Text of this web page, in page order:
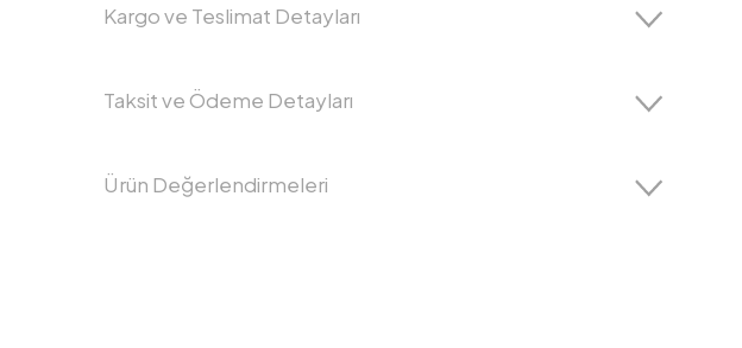
Kargo ve Teslimat Detayları
Taksit ve Ödeme Detayları
Ürün Değerlendirmeleri